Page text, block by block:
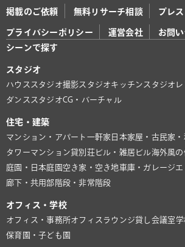
掲載のご依頼 無料リサーチ相談 プレ
プライバシーポリシー 運営会社
お問
シーンで探す
スタジオ
ハウススタジオ撮影スタジオキッチンスタジオ
ダンススタジオCG・バーチャル
住宅・建築
マンション・アパート 一軒家 日本家屋・古民家・
タワーマンション貸別荘ビル・雑居ビル海外風
庭園・日本庭園 空き家・空き地 車庫・ガレージ
廊下・共用部 階段・非常階段
オフィス・学校
オフィス・事務所オフィスラウンジ貸し会議室
保育園・子ども園